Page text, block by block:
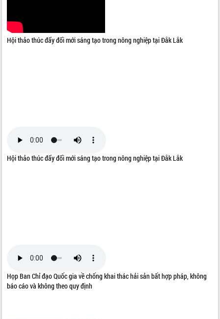
QUY HOẠCH - KẾ HOẠCH
Tất cả:
66107040
Hội thảo thúc đẩy đổi mới sáng tạo trong nông nghiệp tại Đắk Lắk
Hội thảo thúc đẩy đổi mới sáng tạo trong nông nghiệp tại Đắk Lắk
Họp Ban Chỉ đạo Quốc gia về chống khai thác hải sản bất hợp pháp, không
báo cáo và không theo quy định